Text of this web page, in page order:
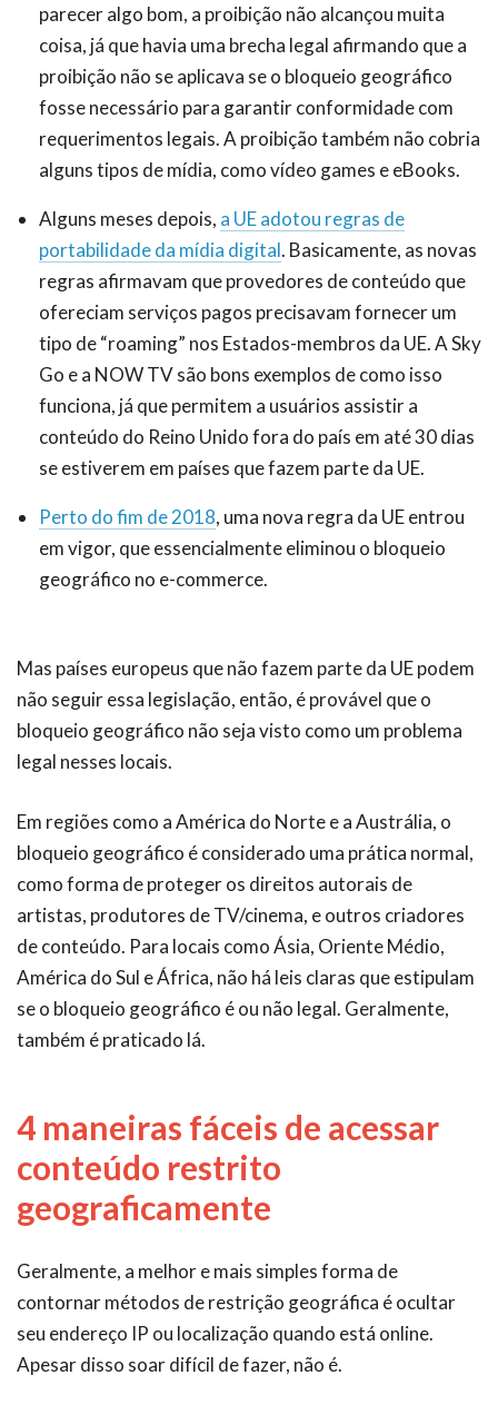
parecer algo bom, a proibição não alcançou muita
coisa, já que havia uma brecha legal afirmando que a
proibição não se aplicava se o bloqueio geográfico
fosse necessário para garantir conformidade com
requerimentos legais. A proibição também não cobria
alguns tipos de mídia, como vídeo games e eBooks.
Alguns meses depois, a UE adotou regras de
portabilidade da mídia digital. Basicamente, as novas
regras afirmavam que provedores de conteúdo que
ofereciam serviços pagos precisavam fornecer um
tipo de “roaming” nos Estados-membros da UE. A Sky
Go e a NOW TV são bons exemplos de como isso
funciona, já que permitem a usuários assistir a
conteúdo do Reino Unido fora do país em até 30 dias
se estiverem em países que fazem parte da UE.
Perto do fim de 2018, uma nova regra da UE entrou
em vigor, que essencialmente eliminou o bloqueio
geográfico no e-commerce.
Mas países europeus que não fazem parte da UE podem
não seguir essa legislação, então, é provável que o
bloqueio geográfico não seja visto como um problema
legal nesses locais.
Em regiões como a América do Norte e a Austrália, o
bloqueio geográfico é considerado uma prática normal,
como forma de proteger os direitos autorais de
artistas, produtores de TV/cinema, e outros criadores
de conteúdo. Para locais como Ásia, Oriente Médio,
América do Sul e África, não há leis claras que estipulam
se o bloqueio geográfico é ou não legal. Geralmente,
também é praticado lá.
4 maneiras fáceis de acessar
conteúdo restrito
geograficamente
Geralmente, a melhor e mais simples forma de
contornar métodos de restrição geográfica é ocultar
seu endereço IP ou localização quando está online.
Apesar disso soar difícil de fazer, não é.